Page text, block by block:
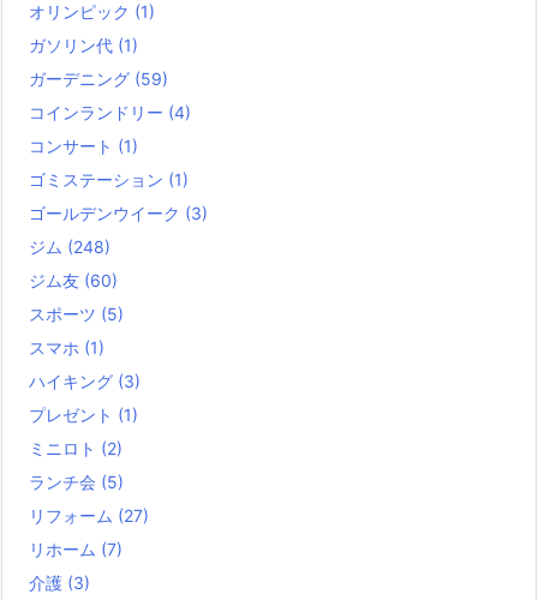
オリンピック (1)
ガソリン代 (1)
ガーデニング (59)
コインランドリー (4)
コンサート (1)
ゴミステーション (1)
ゴールデンウイーク (3)
ジム (248)
ジム友 (60)
スポーツ (5)
スマホ (1)
ハイキング (3)
プレゼント (1)
ミニロト (2)
ランチ会 (5)
リフォーム (27)
リホーム (7)
介護 (3)